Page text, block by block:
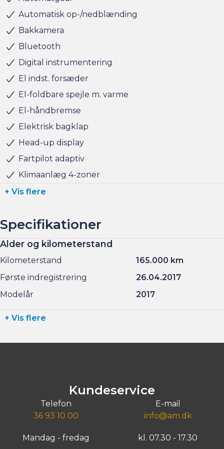
Husk at booke en forudgående aftale om besigtigelse
00 så er bilen gjort klar, når du kommer, og der er tid til
at snakke om handlen efterfølgende.
Altid 150 brugte biler på lager !
BILEN STÅR HOS ANDERSEN & MARTINI - TAASTRUP
Automatisk op-/nedblænding
Bakkamera
Bluetooth
Digital instrumentering
El indst. forsæder
El-foldbare spejle m. varme
El-håndbremse
Elektrisk bagklap
Head-up display
Fartpilot adaptiv
Klimaanlæg 4-zoner
+ Vis flere
Specifikationer
Alder og kilometerstand
Kilometerstand
165.000 km
Første indregistrering
26.04.2017
Modelår
2017
+ Vis flere
Kundeservice
Telefon
36 93 10 00
E-mail
info@am.dk
Mandag - fredag kl. 07.30 - 17.30